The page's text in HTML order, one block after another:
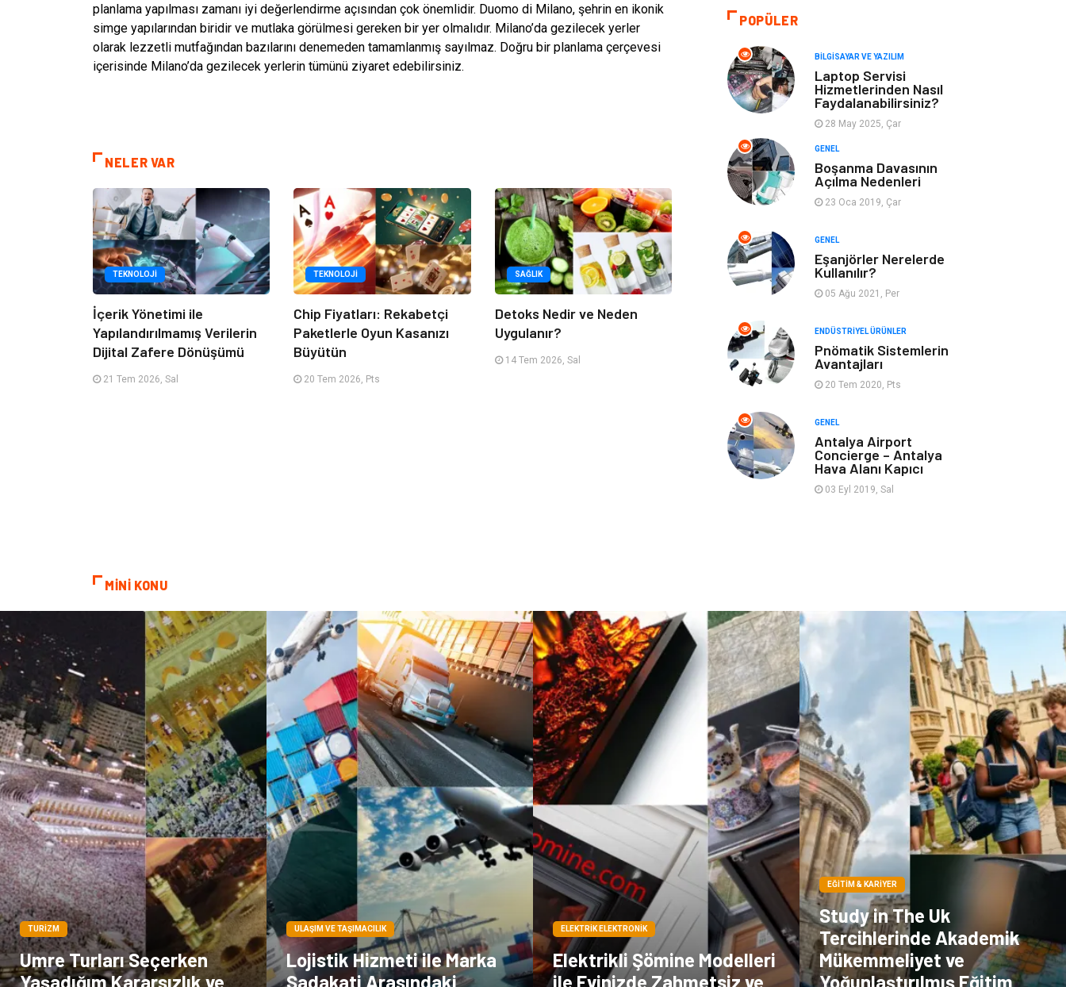
planlama yapılması zamanı iyi değerlendirme açısından çok önemlidir. Duomo di Milano, şehrin en ikonik
simge yapılarından biridir ve mutlaka görülmesi gereken bir yer olmalıdır. Milano’da gezilecek yerler
olarak lezzetli mutfağından bazılarını denemeden tamamlanmış sayılmaz. Doğru bir planlama çerçevesi
içerisinde Milano’da gezilecek yerlerin tümünü ziyaret edebilirsiniz.
NELER VAR
TEKNOLOJI
İçerik Yönetimi ile
Yapılandırılmamış Verilerin
Dijital Zafere Dönüşümü
21 Tem 2026, Sal
TEKNOLOJI
Chip Fiyatları: Rekabetçi
Paketlerle Oyun Kasanızı
Büyütün
20 Tem 2026, Pts
SAĞLIK
Detoks Nedir ve Neden
Uygulanır?
14 Tem 2026, Sal
Otomotiv
Yapı İnşaat Eğlence
Emlak Maden ve Metal
Tekstil
Mobilya Hizmet
Ürünler
Aksesuar Bahçe Ev
Ambalaj Finans & Ekonomi
Markalar Nakliyat
Bilişim Restaurant
İnternet
Servisleri
Doğal Enerji
Kaynakları
Hediyelik Eşya Veteriner
Pazarlama
POPÜLER
BILGISAYAR VE YAZILIM
Laptop Servisi
Hizmetlerinden Nasıl
Faydalanabilirsiniz?
28 May 2025, Çar
GENEL
Boşanma Davasının
Açılma Nedenleri
23 Oca 2019, Çar
GENEL
Eşanjörler Nerelerde
Kullanılır?
05 Ağu 2021, Per
ENDÜSTRIYEL ÜRÜNLER
Pnömatik Sistemlerin
Avantajları
20 Tem 2020, Pts
GENEL
Antalya Airport
Concierge – Antalya
Hava Alanı Kapıcı
03 Eyl 2019, Sal
MİNİ KONU
TURIZM
Umre Turları Seçerken
Yaşadığım Kararsızlık ve
ULAŞIM VE TAŞIMACILIK
Lojistik Hizmeti ile Marka
Sadakati Arasındaki
ELEKTRIK ELEKTRONIK
Elektrikli Şömine Modelleri
ile Evinizde Zahmetsiz ve
EĞITIM & KARIYER
Study in The Uk
Tercihlerinde Akademik
Mükemmeliyet ve
Yoğunlaştırılmış Eğitim